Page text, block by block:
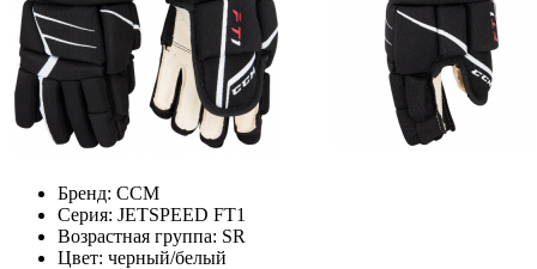
Бренд: CCM
Серия: JETSPEED FT1
Возрастная группа: SR
Цвет: черный/белый